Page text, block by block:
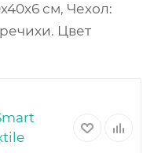
см, Чехол:
Цвет